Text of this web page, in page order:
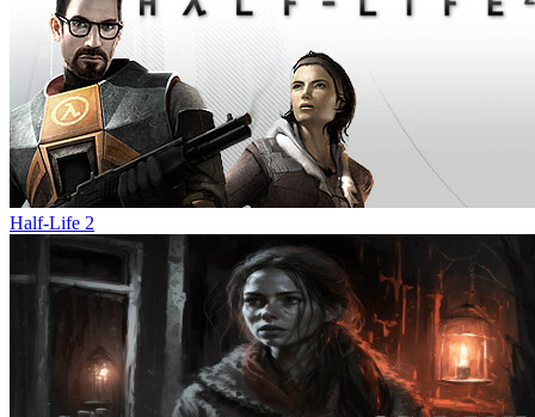
Half-Life 2